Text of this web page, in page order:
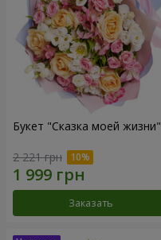
Букет "Сказка моей жизни"
2 221 грн
Заказать